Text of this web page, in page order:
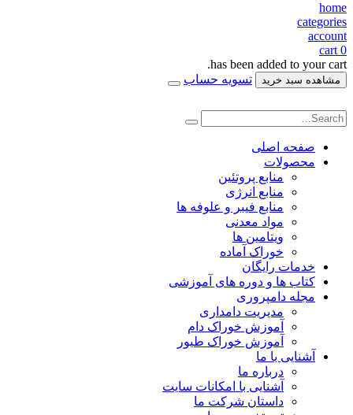
home
categories
account
0
cart
has been added to your cart.
مشاهده سبد خرید تسویه حساب
صفحه اصلی
محصولات
منابع پروتئین
منابع انرژی
منابع فیبر و علوفه‌ ها
مواد معدنی
ویتامین ها
خوراک آماده
خدمات رایگان
کتاب‌ ها و دوره های آموزشی
مجله دامپروری
مدیریت دامداری
آموزش خوراک دام
آموزش خوراک طیور
آشنایی با ما
درباره ما
آشنایی با امکانات سایت
داستان شرکت ما